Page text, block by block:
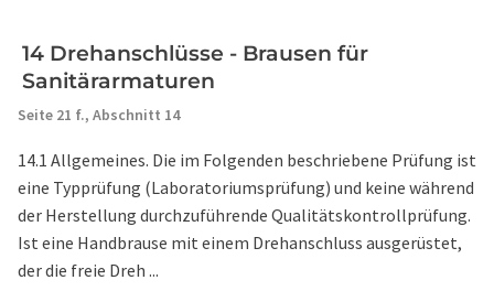
14 Drehanschlüsse - Brausen für
Sanitärarmaturen
Seite 21 f., Abschnitt 14
14.1 Allgemeines. Die im Folgenden beschriebene Prüfung ist
eine Typprüfung (Laboratoriumsprüfung) und keine während
der Herstellung durchzuführende Qualitätskontrollprüfung.
Ist eine Handbrause mit einem Drehanschluss ausgerüstet,
der die freie Dreh ...